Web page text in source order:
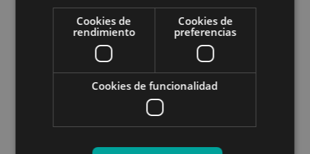
– Mejora el dolor del paciente
– Mejora la función articular al aumentar las
capacidades del sistema neuromuscular
– Contribuye a la recuperación de la movilidad
normal en actividades diarias
– Presenta un riesgo muy bajo en comparación
Cookies de
rendimiento
Cookies de
preferencias
Cookies de funcionalidad